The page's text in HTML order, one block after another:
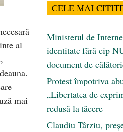
al
mai
CELE MAI
Ministerul de
identitate fără cip
document de
Protest împotriva
„Libertatea de
redusă la tăcere
Claudiu Târziu,